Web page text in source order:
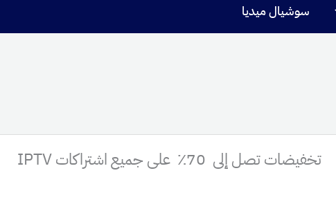
سوشيال ميديا
تخفيضات تصل إلى 70٪ على جميع اشتراكات IPTV